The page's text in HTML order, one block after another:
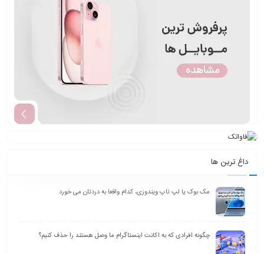
داغ ترین ها
مک بوک یا لپ تاپ ویندوزی، کدام واقعا به دردتان می خورد
چگونه افرادی که به اکانت اینستاگرام ما وصل هستند را حذف کنیم؟